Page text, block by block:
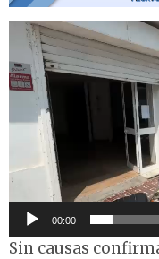
Reproductor
vídeo
00:00
Sin causas